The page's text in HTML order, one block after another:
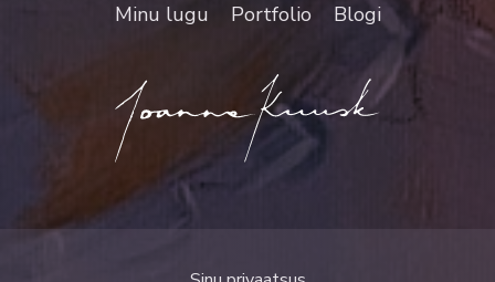
Minu lugu Portfolio Blogi